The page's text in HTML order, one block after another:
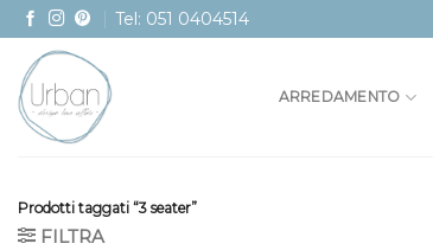
Skip
to
content
Tel: 051 0404514
ARREDAMENTO
Prodotti taggati “3 seater”
FILTRA